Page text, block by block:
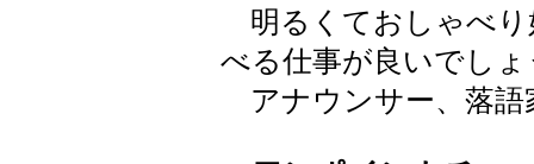
明るくておしゃべり
べる仕事が良いでしょ
アナウンサー、落語